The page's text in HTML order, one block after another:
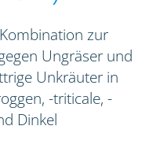
zur
Ungräser und
Unkräuter in
-triticale, -
Dinkel